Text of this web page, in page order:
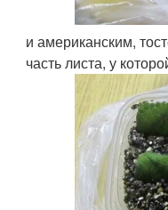
и американским,
часть листа, у